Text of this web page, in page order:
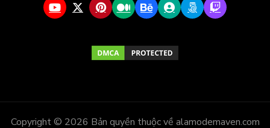
Copyright © 2026 Bản quyền thuộc về alamodemaven.com